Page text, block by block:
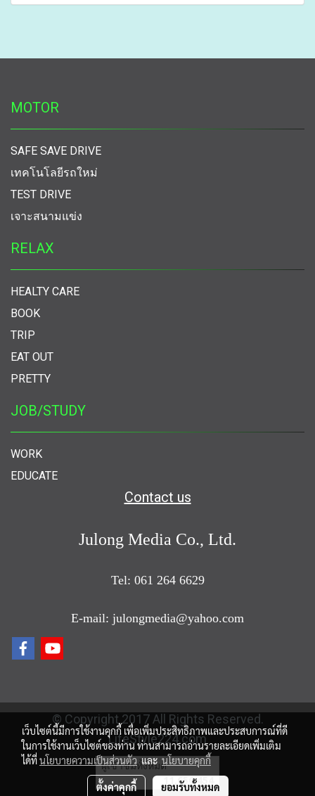
MOTOR
SAFE SAVE DRIVE
เทคโนโลยีรถใหม่
TEST DRIVE
เจาะสนามแข่ง
RELAX
HEALTY CARE
BOOK
TRIP
EAT OUT
PRETTY
JOB/STUDY
WORK
EDUCATE
Contact us
Julong Media Co., Ltd.
Tel: 061 264 6629
E-mail: julongmedia@yahoo.com
© Copyright 2017 All Rights Reserved.
LifeStyle224.com
ผู้เข้าชมวันนี้ 1
Powered byMakeWebEasy.com
เว็บไซต์นี้มีการใช้งานคุกกี้ เพื่อเพิ่มประสิทธิภาพและประสบการณ์ที่ดี
ในการใช้งานเว็บไซต์ของท่าน ท่านสามารถอ่านรายละเอียดเพิ่มเติม
ได้ที่นโยบายความเป็นส่วนตัวและนโยบายคุกกี้
ตั้งค่าคุกกี้ ยอมรับทั้งหมด